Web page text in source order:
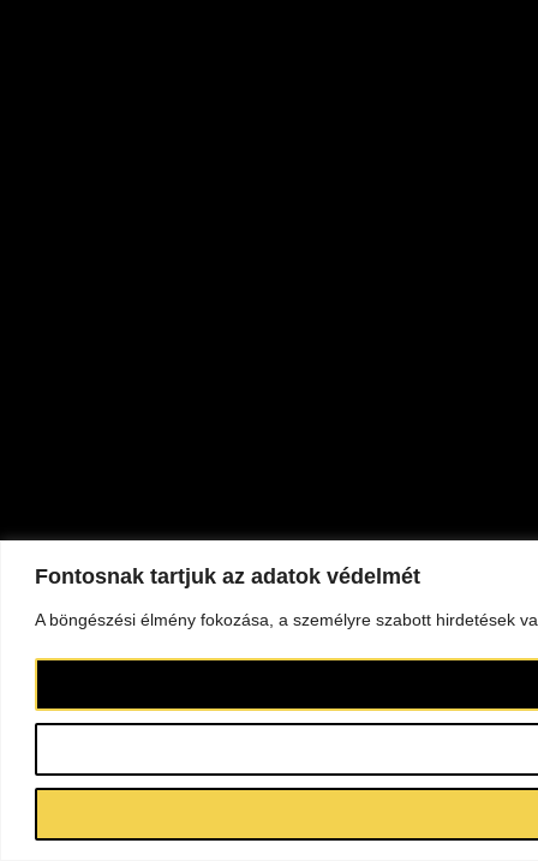
Fontosnak tartjuk az adatok védelmét
A böngészési élmény fokozása, a személyre szabott hirdetések